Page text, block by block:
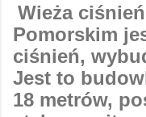
Wieża
Pomorskim
ciśnień,
Jest to
18 metrów,